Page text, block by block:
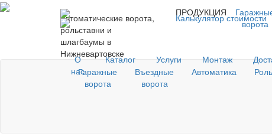
ПРОДУКЦИЯ
ворота
О
нас
Каталог Услуги Монтаж
Автоматические ворота,
рольставни и
шлагбаумы в
Нижневартовске
Калькулятор стоимости
Гаражные
ворота
Въездные
ворота
Автоматика